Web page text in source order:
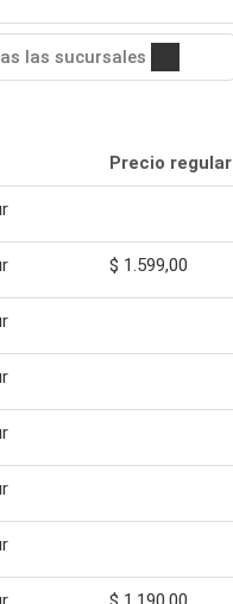
las sucursales
Precio regular
$ 1.599,00